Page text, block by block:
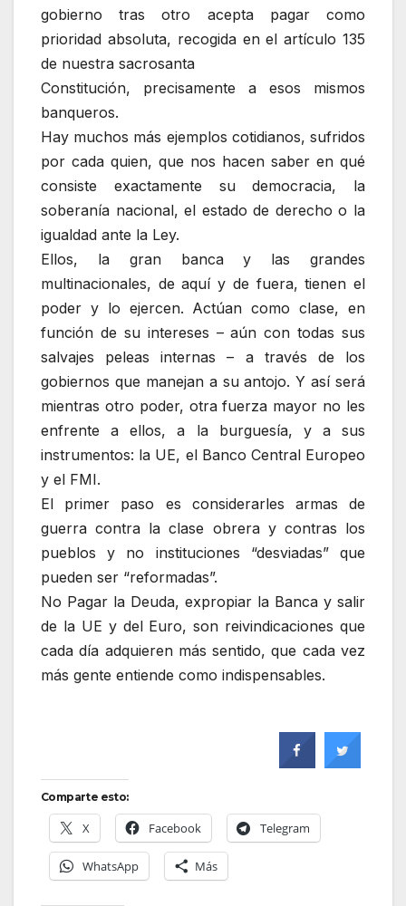
gobierno tras otro acepta pagar como
prioridad absoluta, recogida en el artículo 135
de nuestra sacrosanta
Constitución, precisamente a esos mismos
banqueros.
Hay muchos más ejemplos cotidianos, sufridos
por cada quien, que nos hacen saber en qué
consiste exactamente su democracia, la
soberanía nacional, el estado de derecho o la
igualdad ante la Ley.
Ellos, la gran banca y las grandes
multinacionales, de aquí y de fuera, tienen el
poder y lo ejercen. Actúan como clase, en
función de su intereses – aún con todas sus
salvajes peleas internas – a través de los
gobiernos que manejan a su antojo. Y así será
mientras otro poder, otra fuerza mayor no les
enfrente a ellos, a la burguesía, y a sus
instrumentos: la UE, el Banco Central Europeo
y el FMI.
El primer paso es considerarles armas de
guerra contra la clase obrera y contras los
pueblos y no instituciones “desviadas” que
pueden ser “reformadas”.
No Pagar la Deuda, expropiar la Banca y salir
de la UE y del Euro, son reivindicaciones que
cada día adquieren más sentido, que cada vez
más gente entiende como indispensables.
Comparte esto:
X Facebook Telegram
WhatsApp Más